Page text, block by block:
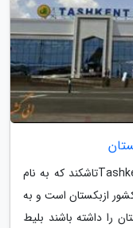
فرودگاه تاشکند | Tashkent International Airportتاشکند که به نام
ازبکستان است و به
را داشته باشند بلیط